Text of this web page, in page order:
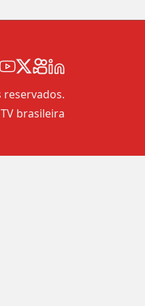
reservados.
brasileira